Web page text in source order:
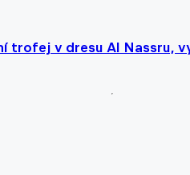
trofej v dresu Al Nassru,